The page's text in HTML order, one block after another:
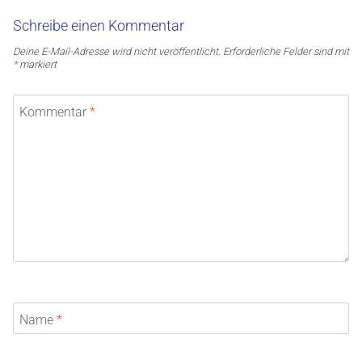
Schreibe einen Kommentar
Deine E-Mail-Adresse wird nicht veröffentlicht. Erforderliche Felder sind mit
*markiert
Kommentar *
Name *